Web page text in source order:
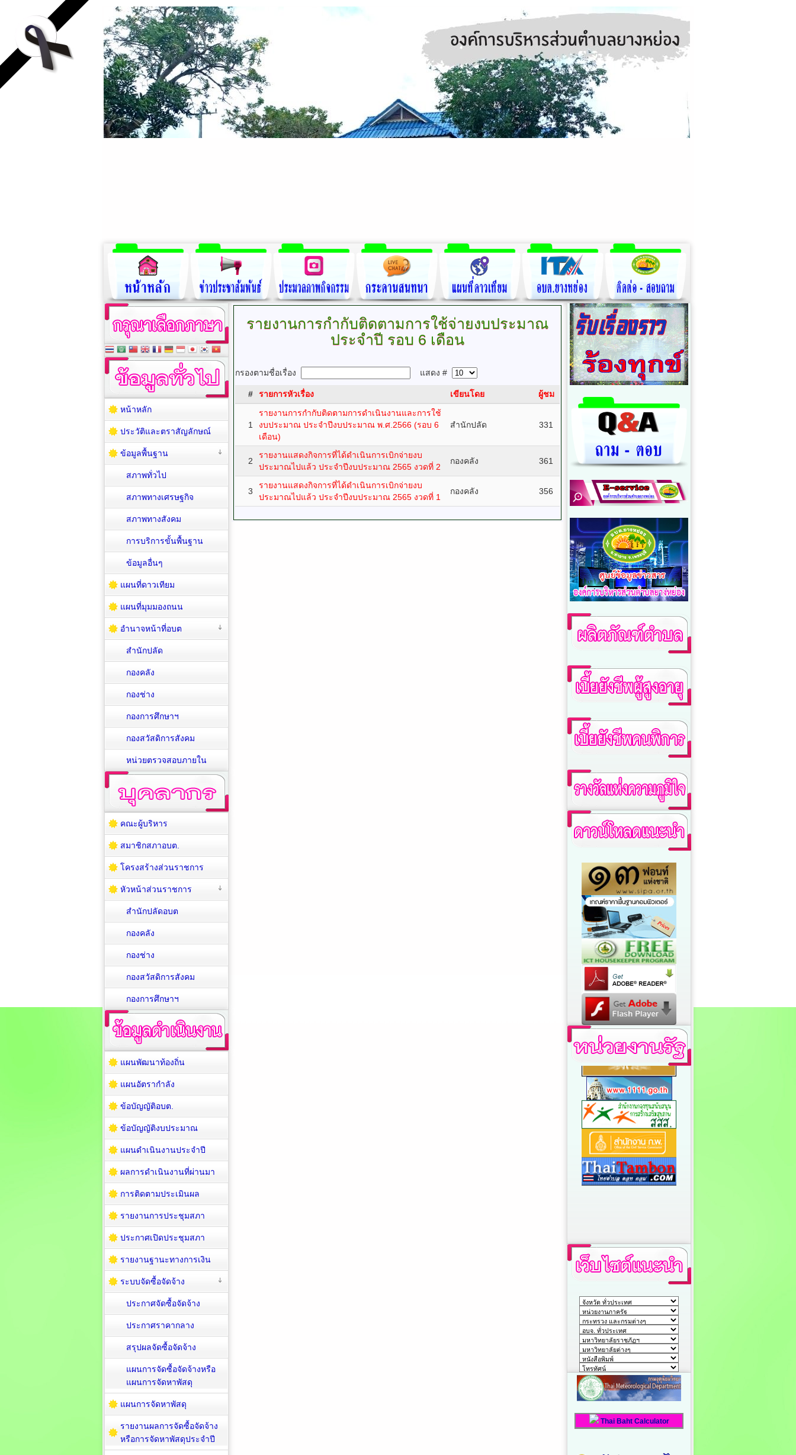
รายงานการกำกับติดตามการใช้จ่ายงบประมาณ
ประจำปี รอบ 6 เดือน
กรองตามชื่อเรื่อง แสดง #
# รายการหัวเรื่อง เขียนโดย ผู้ชม
1
รายงานการกำกับติดตามการดำเนินงานและการใช้
งบประมาณ ประจำปีงบประมาณ พ.ศ.2566 (รอบ 6
เดือน)
สำนักปลัด 331
2
รายงานแสดงกิจการที่ได้ดำเนินการเบิกจ่ายงบ
ประมาณไปแล้ว ประจำปีงบประมาณ 2565 งวดที่ 2
กองคลัง 361
3
รายงานแสดงกิจการที่ได้ดำเนินการเบิกจ่ายงบ
ประมาณไปแล้ว ประจำปีงบประมาณ 2565 งวดที่ 1
กองคลัง 356
หน้าหลัก
ประวัติและตราสัญลักษณ์
ข้อมูลพื้นฐาน
สภาพทั่วไป
สภาพทางเศรษฐกิจ
สภาพทางสังคม
การบริการขั้นพื้นฐาน
ข้อมูลอื่นๆ
แผนที่ดาวเทียม
แผนที่มุมมองถนน
อำนาจหน้าที่อบต
สำนักปลัด
กองคลัง
กองช่าง
กองการศึกษาฯ
กองสวัสดิการสังคม
หน่วยตรวจสอบภายใน
คณะผู้บริหาร
สมาชิกสภาอบต.
โครงสร้างส่วนราชการ
หัวหน้าส่วนราชการ
สำนักปลัดอบต
กองคลัง
กองช่าง
กองสวัสดิการสังคม
กองการศึกษาฯ
แผนพัฒนาท้องถิ่น
แผนอัตรากำลัง
ข้อบัญญัติอบต.
ข้อบัญญัติงบประมาณ
แผนดำเนินงานประจำปี
ผลการดำเนินงานที่ผ่านมา
การติดตามประเมินผล
รายงานการประชุมสภา
ประกาศเปิดประชุมสภา
รายงานฐานะทางการเงิน
ระบบจัดซื้อจัดจ้าง
ประกาศจัดซื้อจัดจ้าง
ประกาศราคากลาง
สรุปผลจัดซื้อจัดจ้าง
แผนการจัดซื้อจัดจ้างหรือ
แผนการจัดหาพัสดุ
แผนการจัดหาพัสดุ
รายงานผลการจัดซื้อจัดจ้าง
หรือการจัดหาพัสดุประจำปี
Thai Baht Calculator